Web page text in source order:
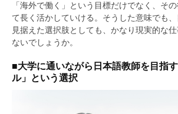
「海外で働く」という目標だけでなく、そ
て長く活かしていける。そうした意味でも
見据えた選択肢としても、かなり現実的な
ないでしょうか。
■大学に通いながら日本語教師を目指
ル」という選択